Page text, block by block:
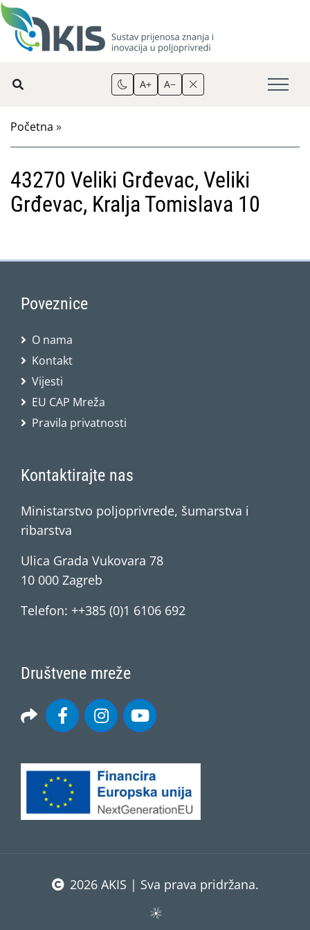
A+ A−
Početna »
43270 Veliki Grđevac, Veliki
Grđevac, Kralja Tomislava 10
Poveznice
O nama
Kontakt
Vijesti
EU CAP Mreža
Pravila privatnosti
Kontaktirajte nas
Ministarstvo poljoprivrede, šumarstva i
ribarstva
Ulica Grada Vukovara 78
10 000 Zagreb
Telefon: ++385 (0)1 6106 692
Društvene mreže
2026 AKIS | Sva prava pridržana.